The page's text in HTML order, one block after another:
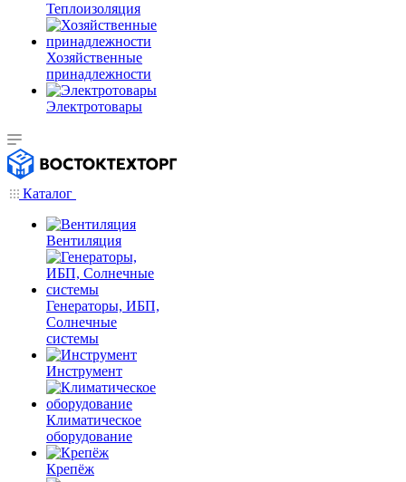
Теплоизоляция
Хозяйственные
принадлежности
Электротовары
Каталог
Вентиляция
Генераторы, ИБП,
Солнечные
системы
Инструмент
Климатическое
оборудование
Крепёж